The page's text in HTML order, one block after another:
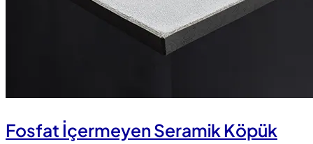
Fosfat İçermeyen Seramik Köpük